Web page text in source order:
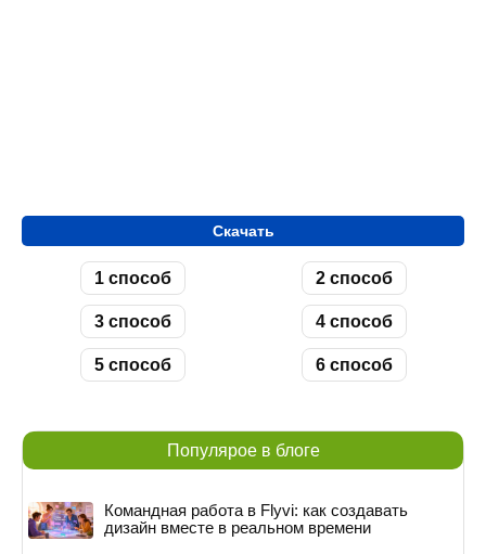
Скачать
1 способ 2 способ
3 способ 4 способ
5 способ 6 способ
Популярое в блоге
Командная работа в Flyvi: как создавать
дизайн вместе в реальном времени